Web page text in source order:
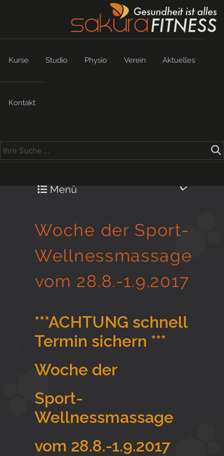
Kurse Studio Physio Verein Aktuelles
Kontakt
Menü
Gesund in Form
Sauna- und Freizeitcenter
Aktiv für Ihre Gesundheit
Gesunde Ernährungsberatung
Woche der Sport-
Wellnessmassage
vom 28.8.-1.9.2017
***ACHTUNG schnell
Termin sichern ***
Woche der
Sport-
Wellnessmassage
vom 28.8.-1.9.2017